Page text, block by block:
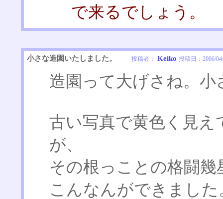
で来るでしょう。
小さな造園いたしました。 投稿者： Keiko 投稿日： 2006/
造園って大げさね。
古い写真で黄色く見
が、
その根っことの格闘幾
こんなんができました